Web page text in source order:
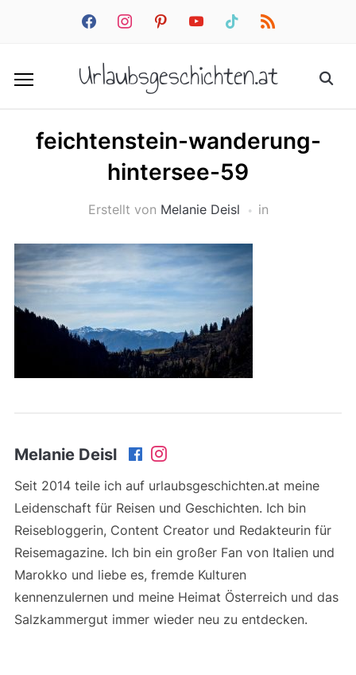
facebookinstagrampinterestyoutube tiktok rss
Urlaubsgeschichten.at
feichtenstein-wanderung-
hintersee-59
Erstellt von Melanie Deisl in
Melanie Deisl
Seit 2014 teile ich auf urlaubsgeschichten.at meine
Leidenschaft für Reisen und Geschichten. Ich bin
Reisebloggerin, Content Creator und Redakteurin für
Reisemagazine. Ich bin ein großer Fan von Italien und
Marokko und liebe es, fremde Kulturen
kennenzulernen und meine Heimat Österreich und das
Salzkammergut immer wieder neu zu entdecken.